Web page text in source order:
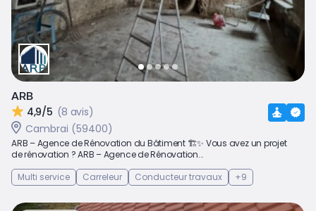
ARB
4,9/5 (8 avis)
Cambrai (59400)
ARB – Agence de Rénovation du Bâtiment 🏗️✨ Vous avez un projet
de rénovation ? ARB – Agence de Rénovation...
Multi service
Carreleur Conducteur travaux +9